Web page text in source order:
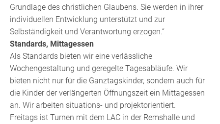
Grundlage des christlichen Glaubens. Sie werden in ihrer
individuellen Entwicklung unterstützt und zur
Selbständigkeit und Verantwortung erzogen.“
Standards, Mittagessen
Als Standards bieten wir eine verlässliche
Wochengestaltung und geregelte Tagesabläufe. Wir
bieten nicht nur für die Ganztagskinder, sondern auch für
die Kinder der verlängerten Öffnungszeit ein Mittagessen
an. Wir arbeiten situations- und projektorientiert.
Freitags ist Turnen mit dem LAC in der Remshalle und